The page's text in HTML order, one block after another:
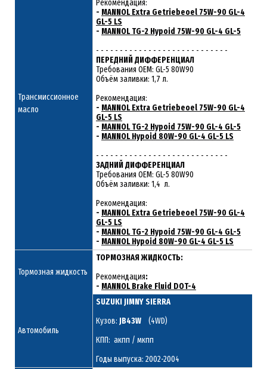
Трансмиссионное
масло
Рекомендация:
- MANNOL Extra Getriebeoel 75W-90 GL-4
GL-5 LS
- MANNOL TG-2 Hypoid 75W-90 GL-4 GL-5
- - - - - - - - - - - - - - - - - - - - - - - - - - - -
ПЕРЕДНИЙ ДИФФЕРЕНЦИАЛ
Требования ОЕМ: GL-5 80W90
Объём заливки: 1,7 л.
Рекомендация:
- MANNOL Extra Getriebeoel 75W-90 GL-4
GL-5 LS
- MANNOL TG-2 Hypoid 75W-90 GL-4 GL-5
- MANNOL Hypoid 80W-90 GL-4 GL-5 LS
- - - - - - - - - - - - - - - - - - - - - - - - - - - -
ЗАДНИЙ ДИФФЕРЕНЦИАЛ
Требования ОЕМ: GL-5 80W90
Объём заливки: 1,4 л.
Рекомендация:
- MANNOL Extra Getriebeoel 75W-90 GL-4
GL-5 LS
- MANNOL TG-2 Hypoid 75W-90 GL-4 GL-5
- MANNOL Hypoid 80W-90 GL-4 GL-5 LS
Тормозная жидкость
ТОРМОЗНАЯ ЖИДКОСТЬ:
Рекомендация:
- MANNOL Brake Fluid DOT-4
Автомобиль
SUZUKI JIMNY SIERRA
Кузов: JB43W
(4WD)
КПП: акпп / мкпп
Годы выпуска: 2002-2004